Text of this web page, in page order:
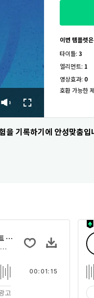
이번 템플렛
타이틀: 3
엘리먼트: 1
영상효과: 0
호환 가능한
을 기록하기에 안성맞춤입
블루스
스와 드럼을 가진 재미있는 업
고
00:01:15